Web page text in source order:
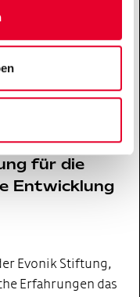
eine
für die
Entwicklung
Evonik Stiftung,
Erfahrungen das